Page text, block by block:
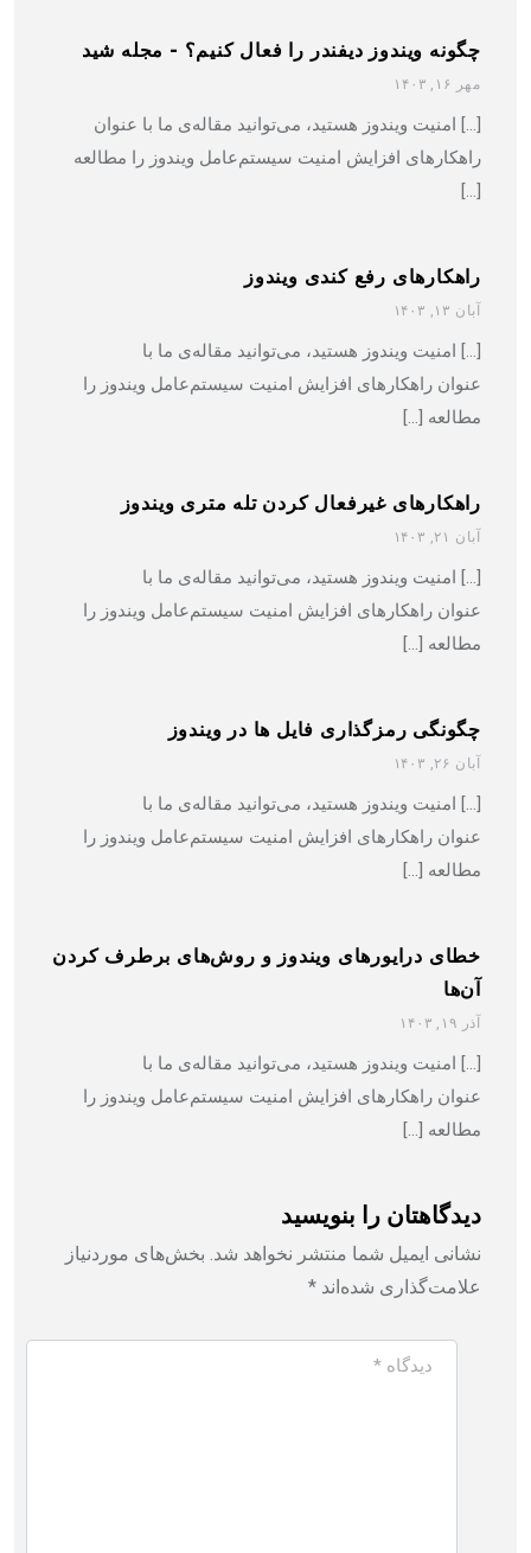
چگونه ویندوز دیفندر را فعال کنیم؟ - مجله شید
مهر ۱۶, ۱۴۰۳
[…] امنیت ویندوز هستید، می‌توانید مقاله‌ی ما با عنوان
راهکارهای افزایش امنیت سیستم‌عامل ویندوز را مطالعه
[…]
راهکارهای رفع کندی ویندوز
آبان ۱۳, ۱۴۰۳
[…] امنیت ویندوز هستید، می‌توانید مقاله‌ی ما با
عنوان راهکارهای افزایش امنیت سیستم‌عامل ویندوز را
مطالعه […]
راهکارهای غیرفعال کردن تله متری ویندوز
آبان ۲۱, ۱۴۰۳
[…] امنیت ویندوز هستید، می‌توانید مقاله‌ی ما با
عنوان راهکارهای افزایش امنیت سیستم‌عامل ویندوز را
مطالعه […]
چگونگی رمزگذاری فایل ها در ویندوز
آبان ۲۶, ۱۴۰۳
[…] امنیت ویندوز هستید، می‌توانید مقاله‌ی ما با
عنوان راهکارهای افزایش امنیت سیستم‌عامل ویندوز را
مطالعه […]
خطای درایورهای ویندوز و روش‌های برطرف کردن
آن‌ها
آذر ۱۹, ۱۴۰۳
[…] امنیت ویندوز هستید، می‌توانید مقاله‌ی ما با
عنوان راهکارهای افزایش امنیت سیستم‌عامل ویندوز را
مطالعه […]
دیدگاهتان را بنویسید
نشانی ایمیل شما منتشر نخواهد شد. بخش‌های موردنیاز
علامت‌گذاری شده‌اند *